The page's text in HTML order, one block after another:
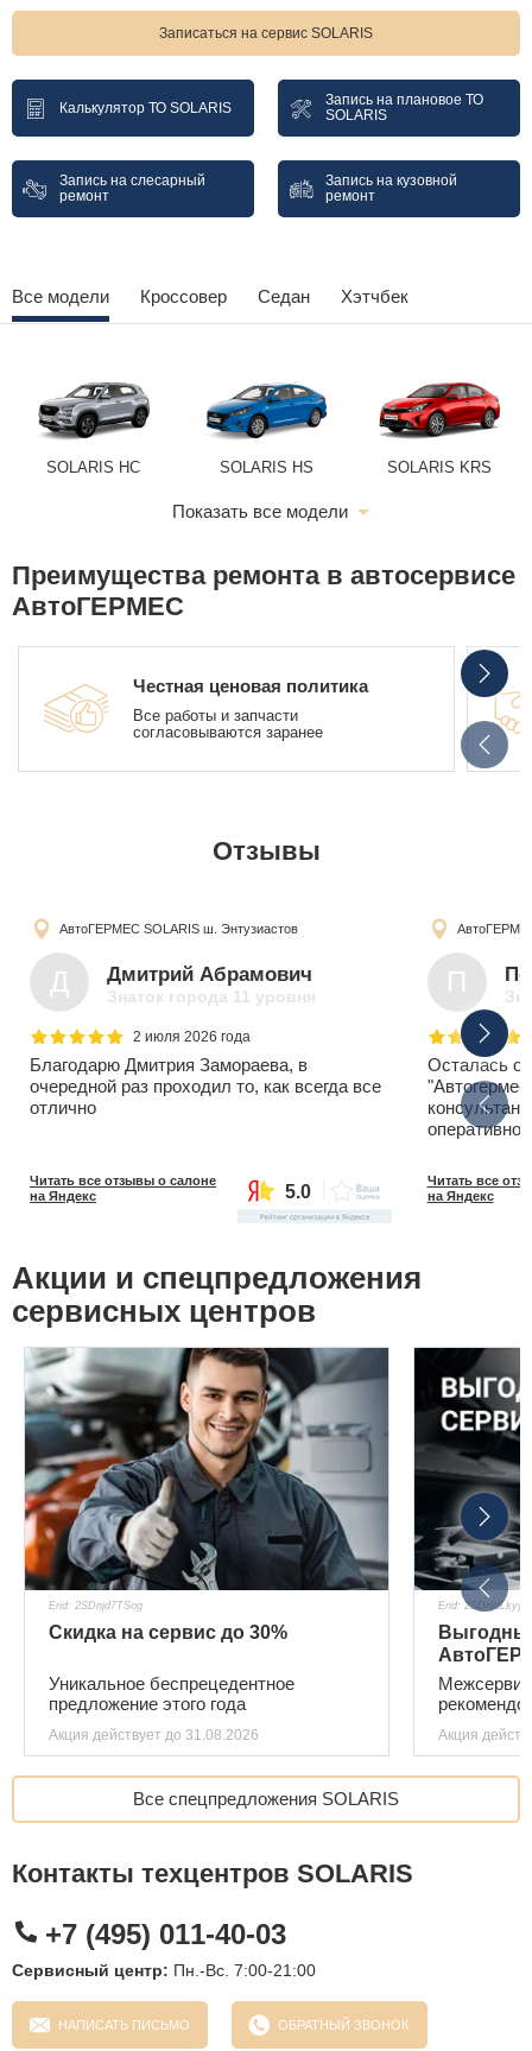
Записаться на сервис SOLARIS
Калькулятор ТО SOLARIS
Запись на плановое ТО
SOLARIS
Запись на слесарный
ремонт
Запись на кузовной
ремонт
Все модели Кроссовер Седан Хэтчбек
SOLARIS HC SOLARIS HS SOLARIS KRS
SOLARIS KRX
Показать все модели
Преимущества ремонта в автосервисе
АвтоГЕРМЕС
Честная ценовая политика
Все работы и запчасти
согласовываются заранее
Отзывы
АвтоГЕРМЕС SOLARISш. Энтузиастов
Д Дмитрий Абрамович
Знаток города 11 уровня
2 июля 2026 года
Благодарю Дмитрия Замораева, в
очередной раз проходил то, как всегда все
отлично
Читать все отзывы о салоне
на Яндекс
5.0
П
Осталась
Читать все
на Яндекс
Акции и спецпредложения
сервисных центров
Erid: 2SDnjd7TSog
Скидка на сервис до 30%
Уникальное беспрецедентное
предложение этого года
Акция действует до 31.08.2026
Erid: 2SDnjdLkyyG
Акция
Все спецпредложения SOLARIS
Контакты техцентров SOLARIS
+7 (495) 011-40-03
Сервисный центр: Пн.-Вс. 7:00-21:00
НАПИСАТЬ ПИСЬМО ОБРАТНЫЙ ЗВОНОК